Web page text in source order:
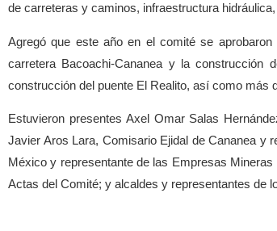
de carreteras y caminos, infraestructura
Agregó que este año en el comité se
carretera Bacoachi-Cananea y la
construcción del puente El Realito, así como más
Estuvieron presentes Axel Omar Salas
Javier Aros Lara, Comisario Ejidal de Cananea y
México y representante de las Empresas
Actas del Comité; y alcaldes y representantes de